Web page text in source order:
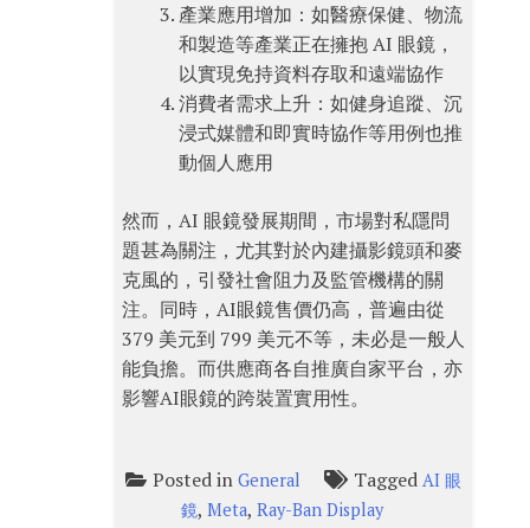
產業應用增加：如醫療保健、物流
和製造等產業正在擁抱 AI 眼鏡，
以實現免持資料存取和遠端協作
消費者需求上升：如健身追蹤、沉
浸式媒體和即實時協作等用例也推
動個人應用
然而，AI 眼鏡發展期間，市場對私隱問
題甚為關注，尤其對於內建攝影鏡頭和麥
克風的，引發社會阻力及監管機構的關
注。同時，AI眼鏡售價仍高，普遍由從
379 美元到 799 美元不等，未必是一般人
能負擔。而供應商各自推廣自家平台，亦
影響AI眼鏡的跨裝置實用性。
Posted inGeneral TaggedAI 眼
鏡, Meta, Ray-Ban Display